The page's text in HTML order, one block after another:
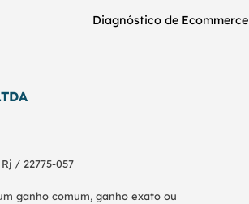
Diagnóstico de Ecommerce
/ 22775-057
ganho comum, ganho exato ou